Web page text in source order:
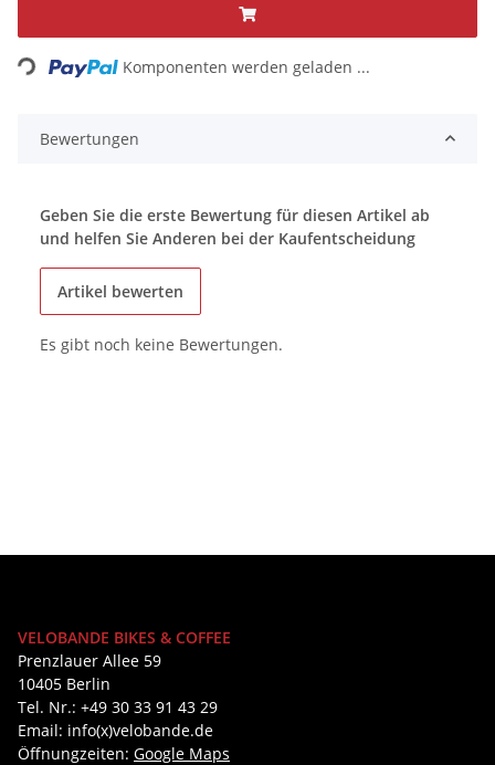
Loading... Komponenten werden geladen ...
Bewertungen
Geben Sie die erste Bewertung für diesen Artikel ab
und helfen Sie Anderen bei der Kaufentscheidung
Artikel bewerten
Es gibt noch keine Bewertungen.
VELOBANDE BIKES & COFFEE
Prenzlauer Allee 59
10405 Berlin
Tel. Nr.: +49 30 33 91 43 29
Email: info(x)velobande.de
Öffnungzeiten: Google Maps